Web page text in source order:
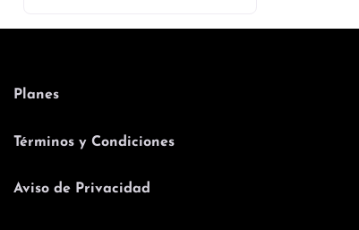
Planes
Términos y Condiciones
Aviso de Privacidad